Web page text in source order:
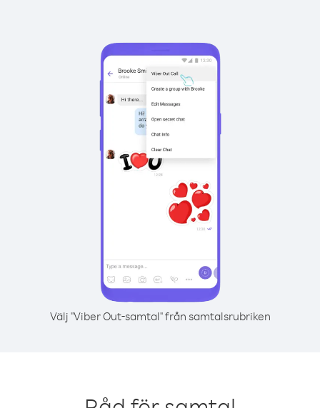
Välj "Viber Out-samtal" från samtalsrubriken